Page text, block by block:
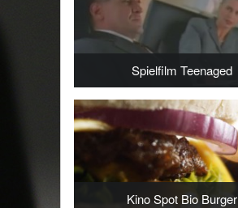
Spielfilm Teenaged
Kino Spot Bio Burger